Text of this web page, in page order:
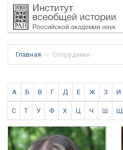
Главная Сотрудники
А
Б В Г Д Е Ж З И
С Т У Ф Х Ц Ч Ш Щ